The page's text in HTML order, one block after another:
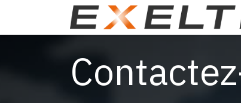
Se rendre au contenu